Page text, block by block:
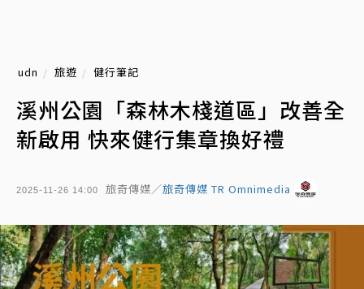
udn 旅遊 健行筆記
溪州公園「森林木棧道區」改善全
新啟用 快來健行集章換好禮
2025-11-26 14:00 旅奇傳媒／旅奇傳媒 TR Omnimedia